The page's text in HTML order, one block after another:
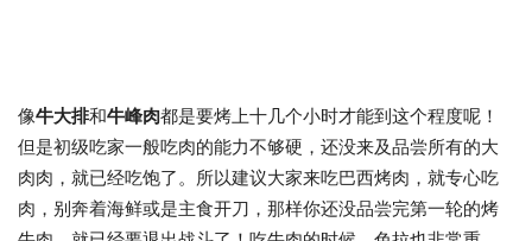
像牛大排和牛峰肉都是要烤上十几个小时才能到这个程度呢！
但是初级吃家一般吃肉的能力不够硬，还没来及品尝所有的大
肉肉，就已经吃饱了。所以建议大家来吃巴西烤肉，就专心吃
肉，别奔着海鲜或是主食开刀，那样你还没品尝完第一轮的烤